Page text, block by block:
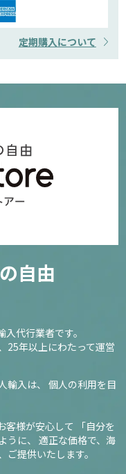
定期購入について
自由
代行業者です。
25年以上にわたって運営
入は、
個人の利用を目
客様が安心して
「自分を
に、
適正な価格で、海
提供いたします。